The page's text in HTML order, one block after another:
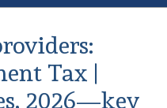
i
o
Tax |
2026—key